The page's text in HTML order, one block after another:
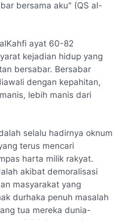
bersama aku" (QS al-
ayat 60-82
kejadian hidup yang
bersabar. Bersabar
dengan kepahitan,
lebih manis dari
selalu hadirnya oknum
terus mencari
harta milik rakyat.
akibat demoralisasi
masyarakat yang
durhaka penuh masalah
tua mereka dunia-